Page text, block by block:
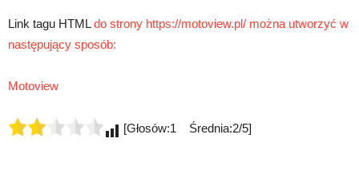
Link tagu HTMLdo strony https://motoview.pl/ można utworzyć w
następujący sposób:
Motoview
[Głosów:1 Średnia:2/5]